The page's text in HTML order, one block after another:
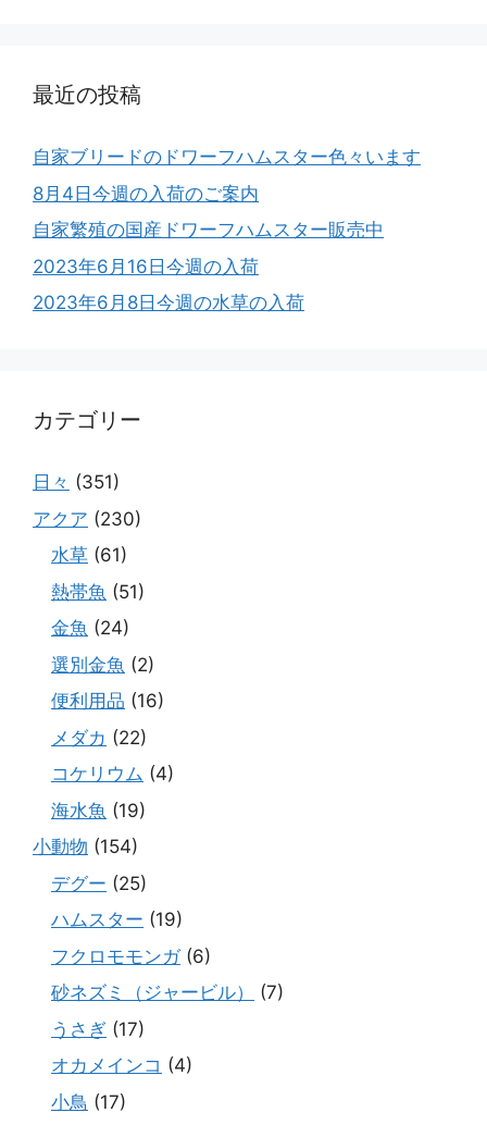
最近の投稿
自家ブリードのドワーフハムスター色々います
8月4日今週の入荷のご案内
自家繁殖の国産ドワーフハムスター販売中
2023年6月16日今週の入荷
2023年6月8日今週の水草の入荷
カテゴリー
日々 (351)
アクア (230)
水草 (61)
熱帯魚 (51)
金魚 (24)
選別金魚 (2)
便利用品 (16)
メダカ (22)
コケリウム (4)
海水魚 (19)
小動物 (154)
デグー (25)
ハムスター (19)
フクロモモンガ(6)
砂ネズミ（ジャービル）
(7)
うさぎ (17)
オカメインコ (4)
小鳥 (17)